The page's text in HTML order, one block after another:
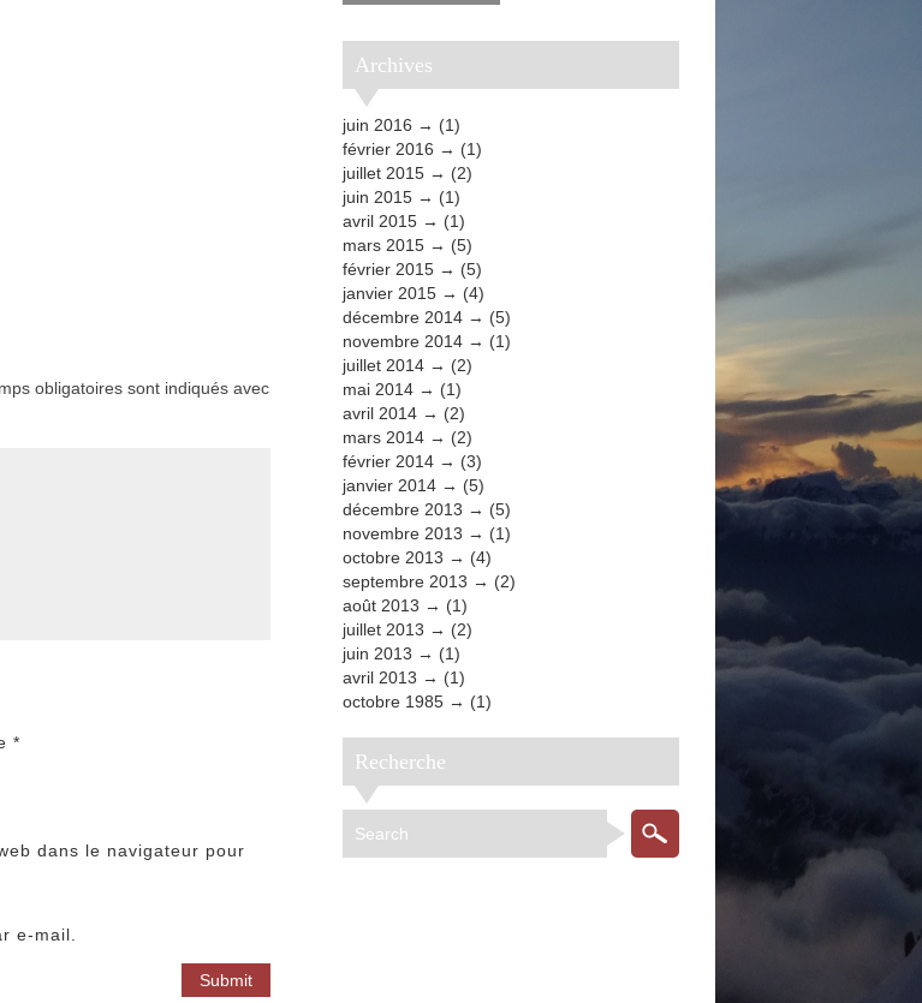
obligatoires sont indiqués avec
*
dans le navigateur pour
e-mail.
Archives
juin 2016
(1)
février 2016
(1)
juillet 2015
(2)
juin 2015
(1)
avril 2015
(1)
mars 2015
(5)
février 2015
(5)
janvier 2015
(4)
décembre 2014
(5)
novembre 2014
(1)
juillet 2014
(2)
mai 2014
(1)
avril 2014
(2)
mars 2014
(2)
février 2014
(3)
janvier 2014
(5)
décembre 2013
(5)
novembre 2013
(1)
octobre 2013
(4)
septembre 2013
(2)
août 2013
(1)
juillet 2013
(2)
juin 2013
(1)
avril 2013
(1)
octobre 1985
(1)
Recherche